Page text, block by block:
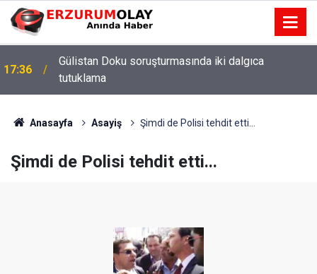
17:36
Gülistan Doku soruşturmasında iki dalgıca
tutuklama
Anasayfa Asayiş Şimdi de Polisi tehdit etti...
Şimdi de Polisi tehdit etti...